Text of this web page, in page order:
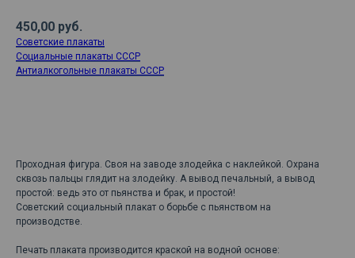
450,00 руб.
Советские плакаты
Социальные плакаты СССР
Антиалкогольные плакаты СССР
Проходная фигура. Своя на заводе злодейка с наклейкой. Охрана
сквозь пальцы глядит на злодейку. А вывод печальный, а вывод
простой: ведь это от пьянства и брак, и простой!
Советский социальный плакат о борьбе с пьянством на
производстве.
Печать плаката производится краской на водной основе: